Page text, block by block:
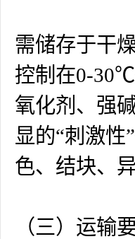
需储存于干
控制在0-
氧化剂、强
显的“刺激
色、结块、
（三）运输